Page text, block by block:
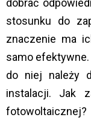
dobrać
stosunku do
znaczenie ma
samo
do niej należy
instalacji. Jak
fotowoltaicznej?